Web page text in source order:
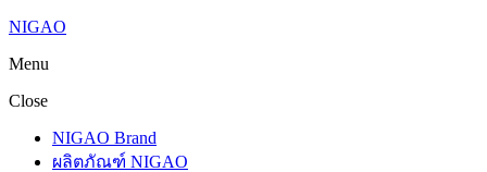
NIGAO
Menu
Close
NIGAO Brand
ผลิตภัณฑ์ NIGAO